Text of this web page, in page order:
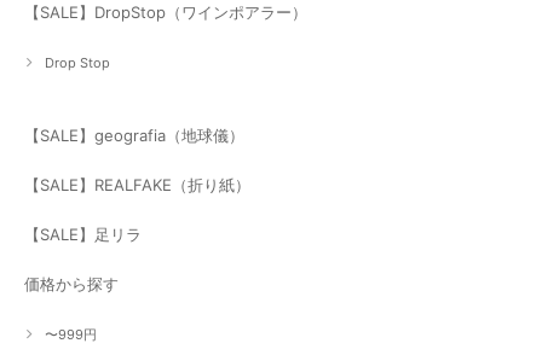
【SALE】DropStop（ワインポアラー）
Drop Stop
【SALE】geografia（地球儀）
【SALE】REALFAKE（折り紙）
【SALE】足リラ
価格から探す
〜999円